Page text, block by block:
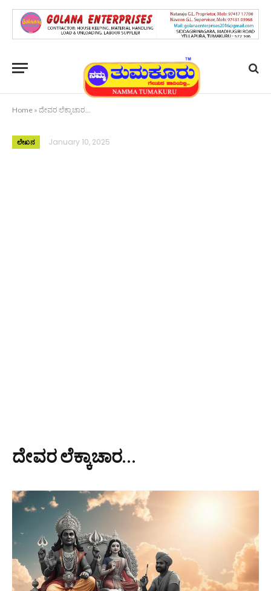
Home » ದೇವರ ಲೆಕ್ಕಾಚಾರ…
ಲೇಖನ January 10, 2025
ದೇವರ ಲೆಕ್ಕಾಚಾರ…